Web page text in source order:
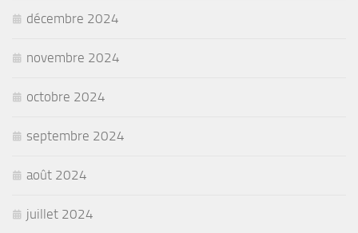
décembre 2024
novembre 2024
octobre 2024
septembre 2024
août 2024
juillet 2024